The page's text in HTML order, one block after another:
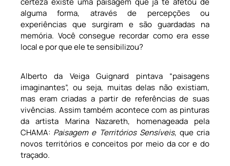
alguma forma, através de percepções ou
experiências que surgiram e são guardadas na
memória. Você consegue recordar como era esse
local e por que ele te sensibilizou?
Alberto da Veiga Guignard pintava “paisagens
imaginantes”, ou seja, muitas delas não existiam,
mas eram criadas a partir de referências de suas
vivências. Assim também acontece com as pinturas
da artista Marina Nazareth, homenageada pela
CHAMA: Paisagem e Territórios Sensíveis, que cria
novos territórios e conceitos por meio da cor e do
traçado.